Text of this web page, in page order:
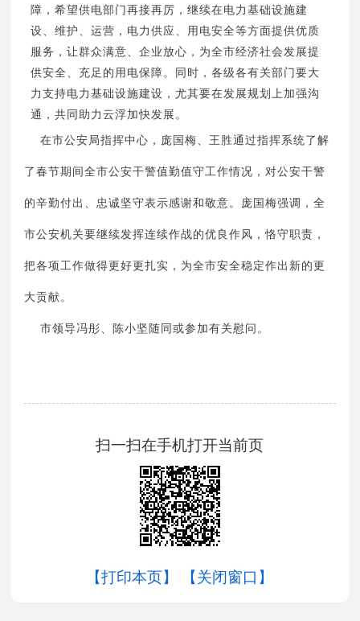
障，希望供电部门再接再厉，继续在电力基础设施建
设、维护、运营，电力供应、用电安全等方面提供优质
服务，让群众满意、企业放心，为全市经济社会发展提
供安全、充足的用电保障。同时，各级各有关部门要大
力支持电力基础设施建设，尤其要在发展规划上加强沟
通，共同助力云浮加快发展。
在市公安局指挥中心，庞国梅、王胜通过指挥系统了解
了春节期间全市公安干警值勤值守工作情况，对公安干警
的辛勤付出、忠诚坚守表示感谢和敬意。庞国梅强调，全
市公安机关要继续发挥连续作战的优良作风，恪守职责，
把各项工作做得更好更扎实，为全市安全稳定作出新的更
大贡献。
市领导冯彤、陈小坚随同或参加有关慰问。
扫一扫在手机打开当前页
【打印本页】 【关闭窗口】